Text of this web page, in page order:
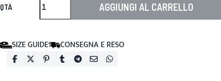
QTÀ AGGIUNGI AL CARRELLO
SIZE GUIDE CONSEGNA E RESO